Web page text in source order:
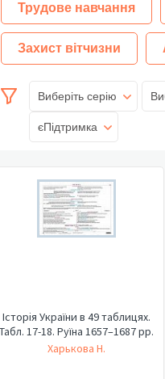
Трудове навчання
Захист вітчизни
Виберіть серію
єПідтримка
Історія України в 49 таблицях.
Табл. 17-18. Руїна 1657–1687 рр.
Харькова Н.